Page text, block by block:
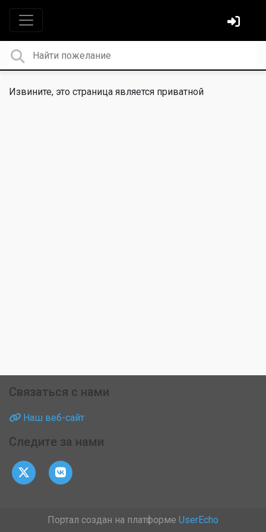
Извините, это страница является приватной
Связаться с нами
Наш веб-сайт
Следите за нами
Портал создан на платформе UserEcho